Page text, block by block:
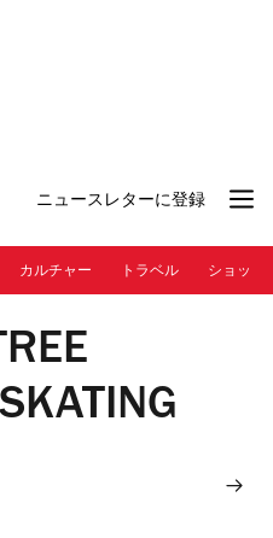
ニュースレターに登録
カルチャー トラベル ショッピ